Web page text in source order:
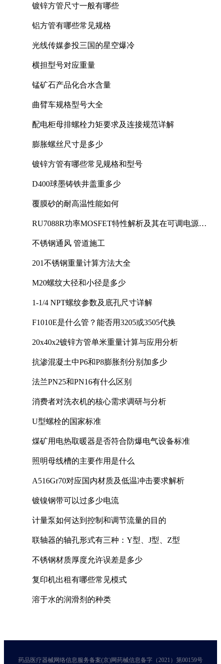
镀锌方管尺寸一般有哪些
铝方管有哪些常见规格
光线传媒参投三国的星空爆冷
横担型号对应重量
锰矿石产品化合水含量
曲臂车规格型号大全
配电柜母排螺栓力矩要求及连接规范详解
膨胀螺丝尺寸是多少
镀锌方管有哪些常见规格和型号
D400球墨铸铁井盖重多少
覆膜砂的耐高温性能如何
RU7088R功率MOSFET特性解析及其在可调电源设
不锈钢通风 管道施工
201不锈钢重量计算方法大全
M20螺纹大径和小径是多少
1-1/4 NPT螺纹参数及底孔尺寸详解
F1010E是什么管？能否用3205或3505代换
20x40x2镀锌方管单米重量计算与应用分析
抗渗混凝土中P6和P8膨胀剂分别加多少
法兰PN25和PN16有什么区别
消费者对洗衣机的核心需求调研与分析
U型螺栓的国家标准
煤矿用电热取暖器是否符合防爆电气设备标准
照明母线槽的主要作用是什么
A516Gr70对应国内材质及低温冲击要求解析
镀镍钢带可以过多少电流
计量泵如何达到控制和调节流量的目的
联轴器的轴孔形式有三种：Y型、J型、Z型
不锈钢材质厚度允许误差是多少
复印机出租有哪些常见模式
溶于水的润滑剂的种类
药品医疗器械网络信息服务备案(京)网药械信息备字（2021）第00159号